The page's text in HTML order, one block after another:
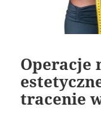
Operacje
tracenie